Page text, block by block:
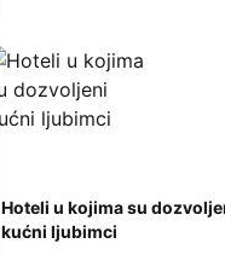
Hoteli u kojima su
kućni ljubimci